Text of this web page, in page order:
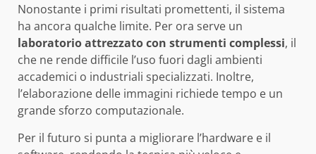
Nonostante i primi risultati promettenti, il sistema
ha ancora qualche limite. Per ora serve un
laboratorio attrezzato con strumenti complessi, il
che ne rende difficile l’uso fuori dagli ambienti
accademici o industriali specializzati. Inoltre,
l’elaborazione delle immagini richiede tempo e un
grande sforzo computazionale.
Per il futuro si punta a migliorare l’hardware e il